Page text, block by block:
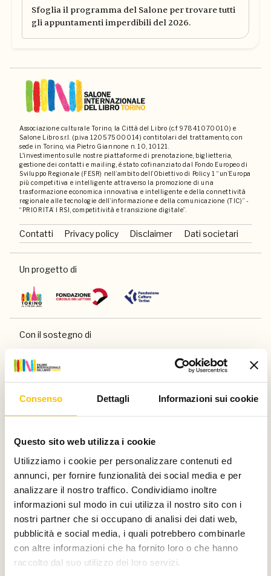
Consenso Dettagli Informazioni sui cookie
Questo sito web utilizza i cookie
Utilizziamo i cookie per personalizzare contenuti ed
annunci, per fornire funzionalità dei social media e per
analizzare il nostro traffico. Condividiamo inoltre
informazioni sul modo in cui utilizza il nostro sito con i
nostri partner che si occupano di analisi dei dati web,
pubblicità e social media, i quali potrebbero combinarle
con altre informazioni che ha fornito loro o che hanno
raccolto dal suo utilizzo dei loro servizi.
Sfoglia il programma del Salone per trovare tutti
gli appuntamenti imperdibili del 2026.
Associazione culturale Torino, la Città del Libro (c.f 97841070010) e
Salone Libro s.r.l. (p.iva 12057500014) contitolari del trattamento, con
sede in Torino, via Pietro Giannone n. 10, 10121.
L'investimento sulle nostre piattaforme di prenotazione, biglietteria,
gestione dei contatti e mailing, è stato cofinanziato dal Fondo Europeo di
Sviluppo Regionale (FESR) nell’ambito dell’Obiettivo di Policy 1 “un’Europa
più competitiva e intelligente attraverso la promozione di una
trasformazione economica innovativa e intelligente e della connettività
regionale alle tecnologie dell’informazione e della comunicazione (TIC)” -
“PRIORITA’ I RSI, competitività e transizione digitale”.
Contatti Privacy policy Disclaimer Dati societari
Un progetto di
Con il sostegno di
Main partner